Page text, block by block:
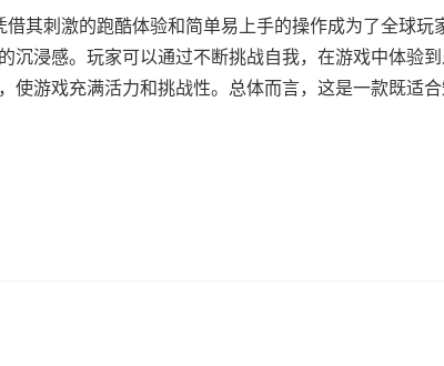
刺激的跑酷体验和简单易上手的操作成为了全球玩
沉浸感。玩家可以通过不断挑战自我，在游戏中体验
使游戏充满活力和挑战性。总体而言，这是一款既适